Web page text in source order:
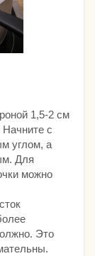
1,5-2 см
Начните с
углом, а
Для
можно
Это